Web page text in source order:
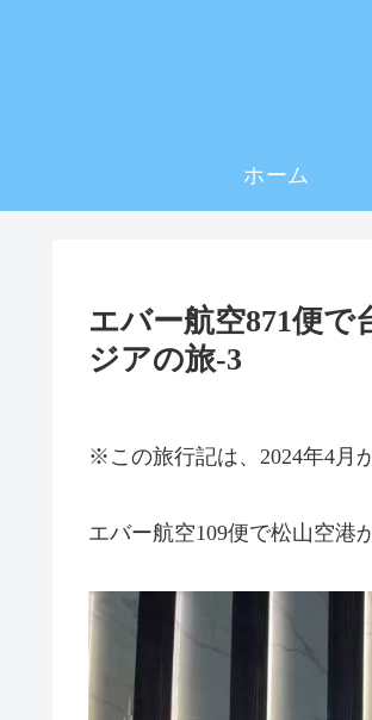
ホーム
エバー航空871便で
ジアの旅-3
※この旅行記は、2024年4月
エバー航空109便で松山空港